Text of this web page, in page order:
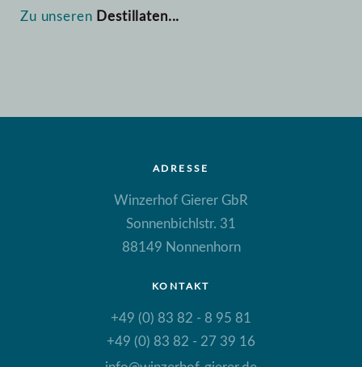
Zu unseren Destillaten...
ADRESSE
Winzerhof Gierer GbR
Sonnenbichlstr. 31
88149 Nonnenhorn
KONTAKT
+49 (0) 83 82 - 8 95 81
+49 (0) 83 82 - 27 39 16